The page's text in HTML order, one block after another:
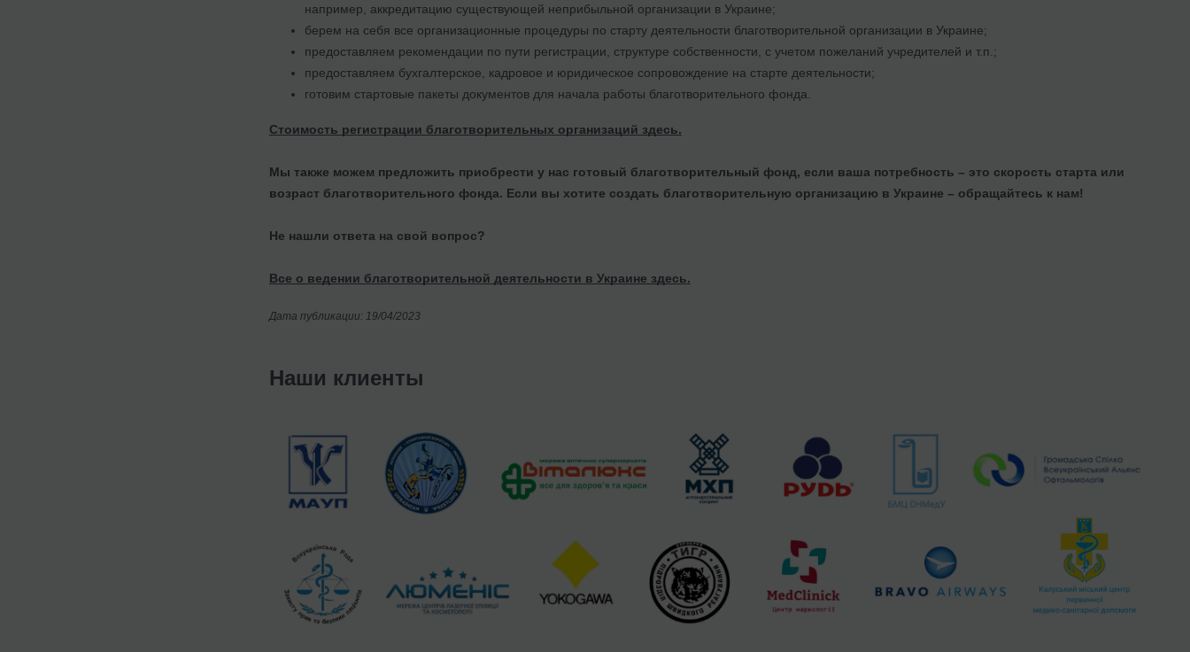
например, аккредитацию существующей неприбыльной организации в Украине;
берем на себя все организационные процедуры по старту деятельности благотворительной организации в Украине;
предоставляем рекомендации по пути регистрации, структуре собственности, с учетом пожеланий учредителей и т.п.;
предоставляем бухгалтерское, кадровое и юридическое сопровождение на старте деятельности;
готовим стартовые пакеты документов для начала работы благотворительного фонда.
Стоимость регистрации благотворительных организаций здесь.
Мы также можем предложить приобрести у нас готовый благотворительный фонд, если ваша потребность – это скорость старта или
возраст благотворительного фонда. Если вы хотите создать благотворительную организацию в Украине – обращайтесь к нам!
Не нашли ответа на свой вопрос?
Все о ведении благотворительной деятельности в Украине здесь.
Дата публикации: 19/04/2023
Наши клиенты